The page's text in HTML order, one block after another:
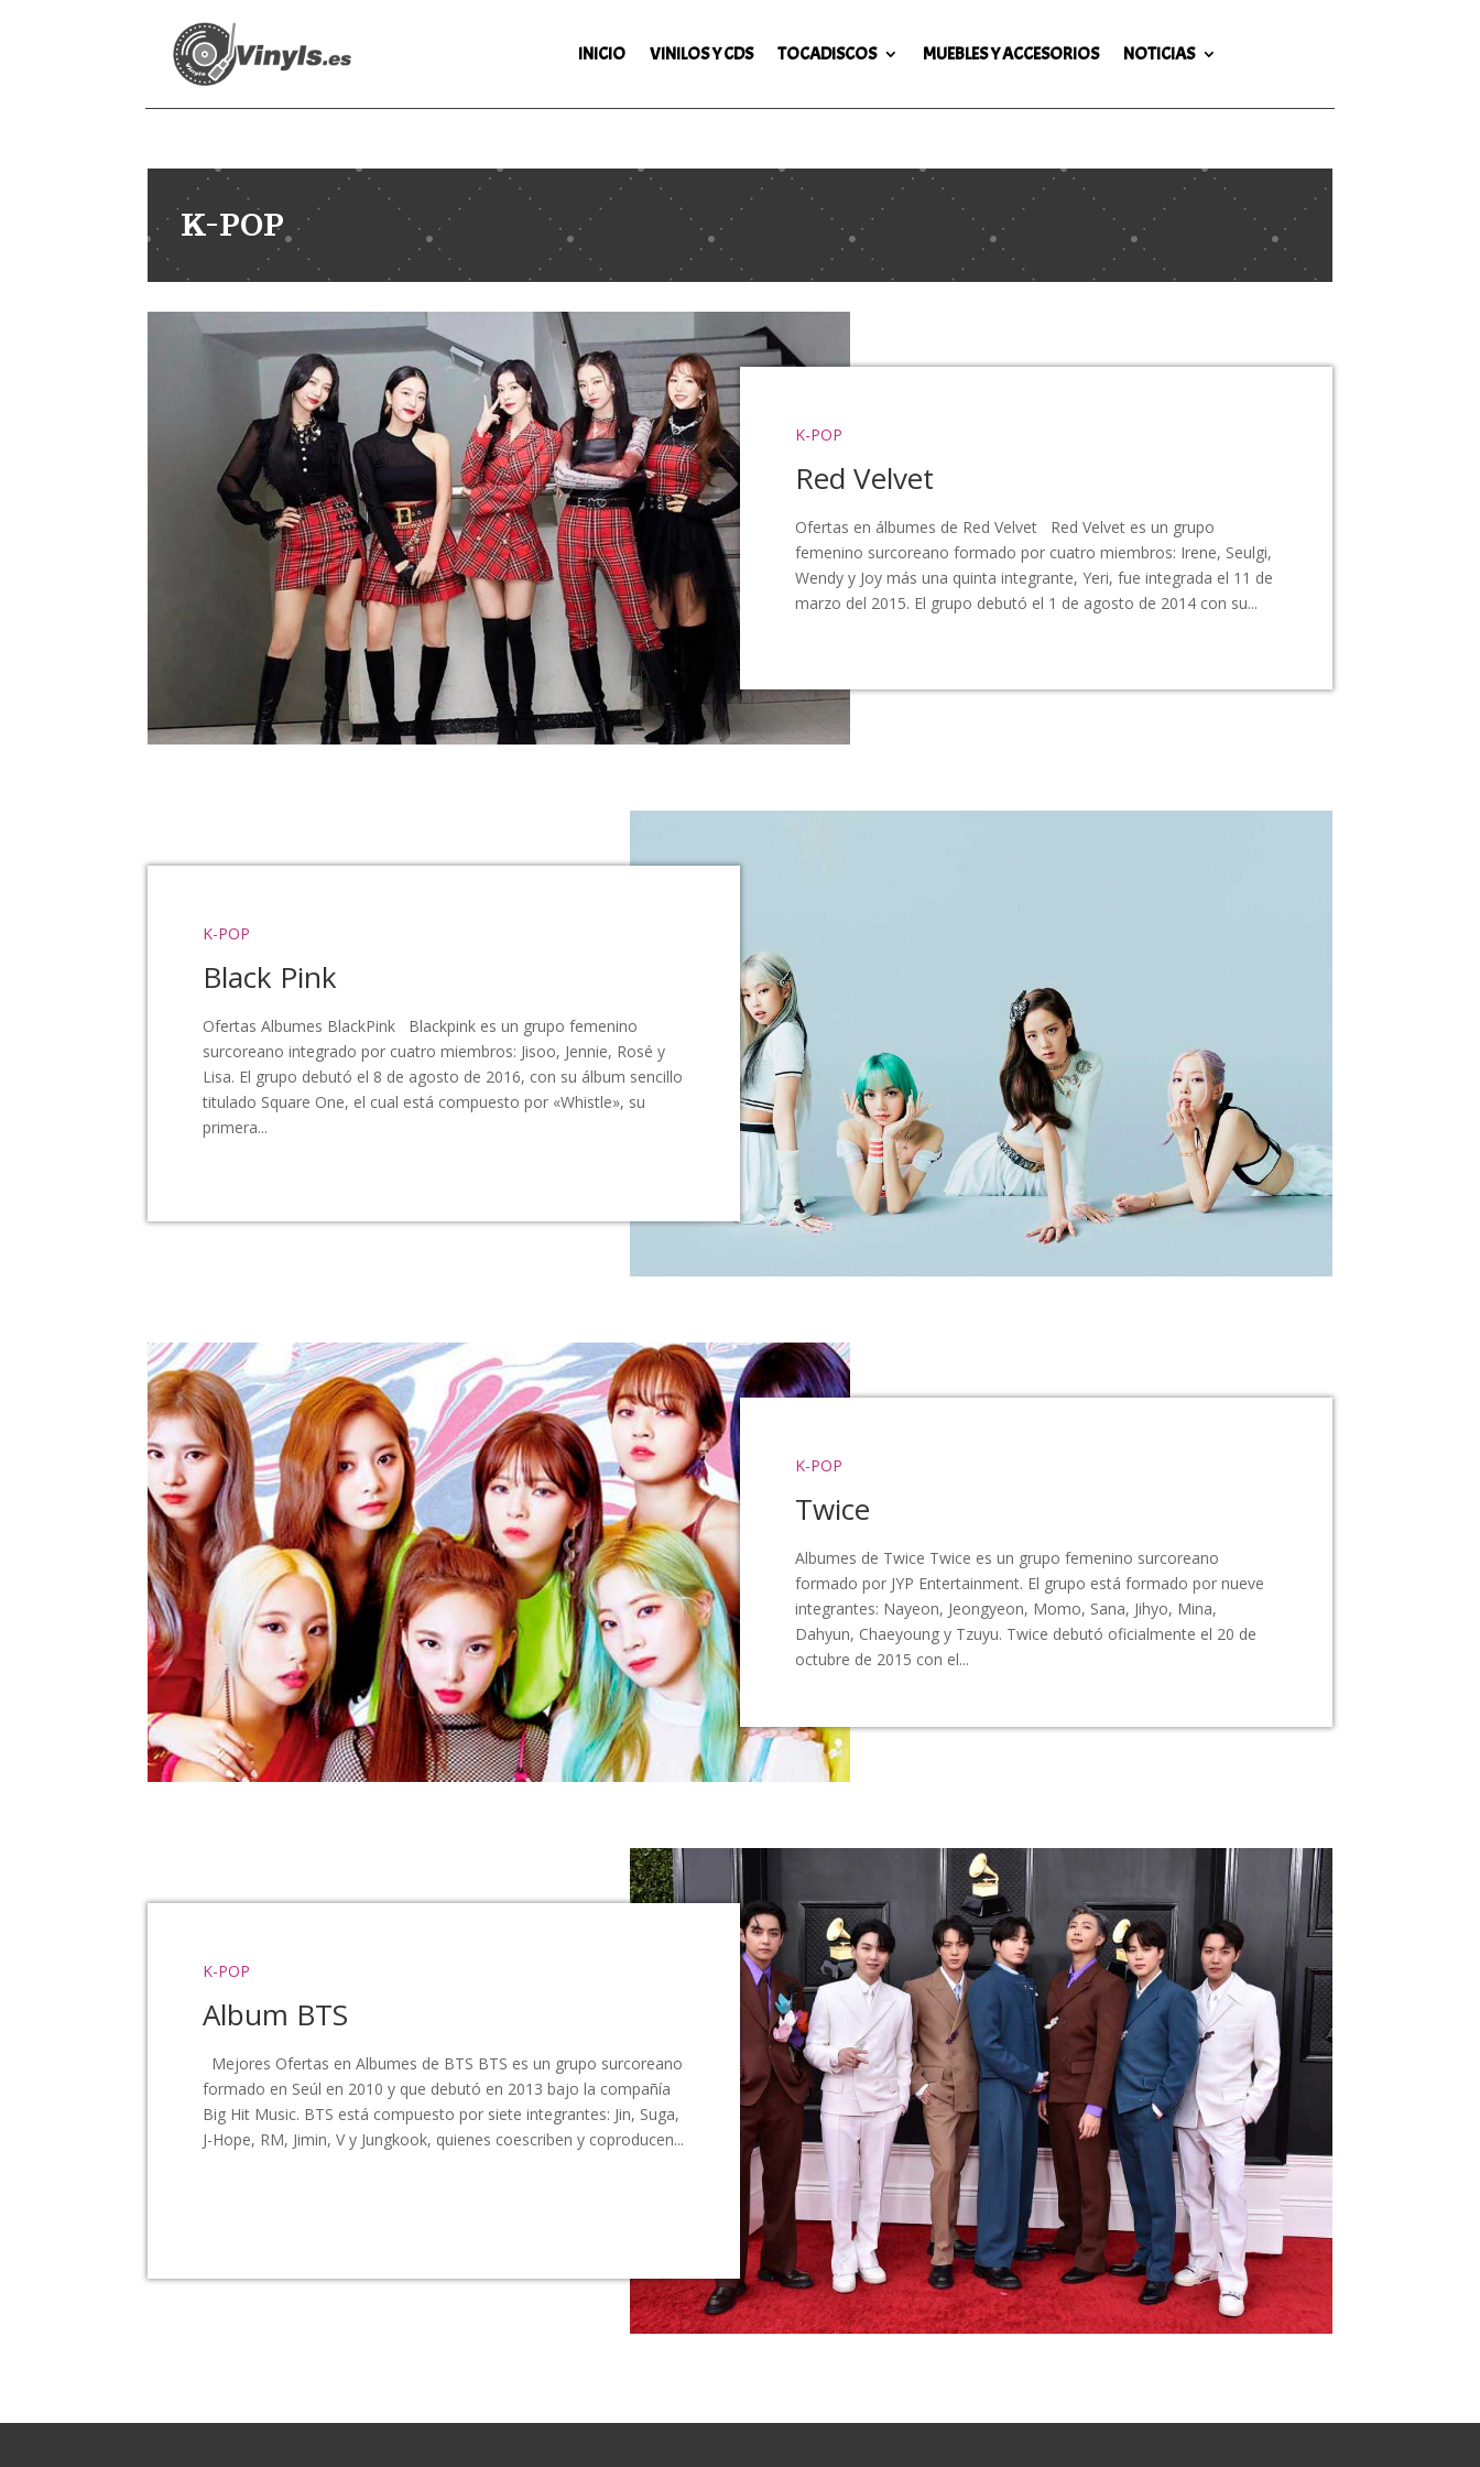
INICIO VINILOS Y CDS TOCADISCOS MUEBLES Y ACCESORIOS NOTICIAS
K-POP
K-POP
Red Velvet
Ofertas en álbumes de Red Velvet Red Velvet es un grupo
femenino surcoreano formado por cuatro miembros: Irene, Seulgi,
Wendy y Joy más una quinta integrante, Yeri, fue integrada el 11 de
marzo del 2015​. El grupo debutó el 1 de agosto de 2014 con su...
K-POP
Black Pink
Ofertas Albumes BlackPink Blackpink es un grupo femenino
surcoreano integrado por cuatro miembros: Jisoo, Jennie, Rosé y
Lisa. El grupo debutó el 8 de agosto de 2016, con su álbum sencillo
titulado Square One, el cual está compuesto por «Whistle», su
primera...
K-POP
Twice
Albumes de Twice Twice es un grupo femenino surcoreano
formado por JYP Entertainment. El grupo está formado por nueve
integrantes: Nayeon, Jeongyeon, Momo, Sana, Jihyo, Mina,
Dahyun, Chaeyoung y Tzuyu. Twice debutó oficialmente el 20 de
octubre de 2015 con el...
K-POP
Album BTS
Mejores Ofertas en Albumes de BTS BTS es un grupo surcoreano
formado en Seúl en 2010 y que debutó en 2013 bajo la compañía
Big Hit Music.​ BTS está compuesto por siete integrantes: Jin, Suga,
J-Hope, RM, Jimin, V y Jungkook, quienes coescriben y coproducen...